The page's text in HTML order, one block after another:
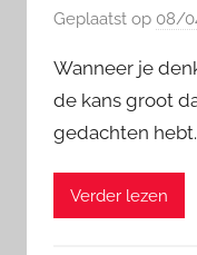
Geplaatst op 08/
Wanneer je
de kans groot
gedachten hebt.
Verder lezen